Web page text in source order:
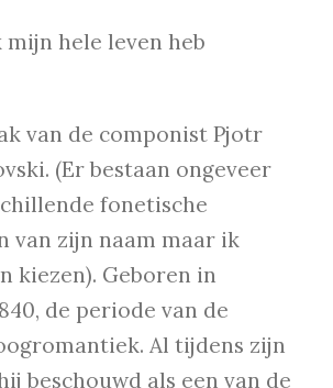
hele leven heb
van de componist Pjotr
(Er bestaan ongeveer
fonetische
van zijn naam maar ik
kiezen). Geboren in
de periode van de
Al tijdens zijn
beschouwd als een van de